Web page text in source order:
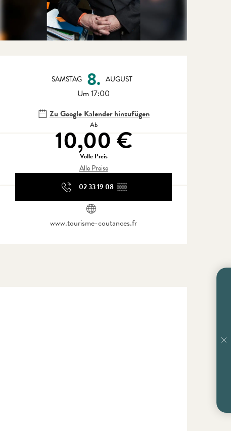
Öffnungszeiten &
SAMSTAG 8. AUGUST
Um 17:00
Zu Google Kalender hinzufügen
Ab
10,00 €
Volle Preis
Alle Preise
02 33 19 08 ▒▒
www.tourisme-coutances.fr